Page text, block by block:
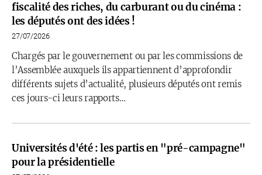
fiscalité des riches, du carburant ou du cinéma :
les députés ont des idées !
27/07/2026
Chargés par le gouvernement ou par les commissions de
l’Assemblée auxquels ils appartiennent d’approfondir
différents sujets d’actualité, plusieurs députés ont remis
ces jours-ci leurs rapports…
Universités d'été : les partis en "pré-campagne"
pour la présidentielle